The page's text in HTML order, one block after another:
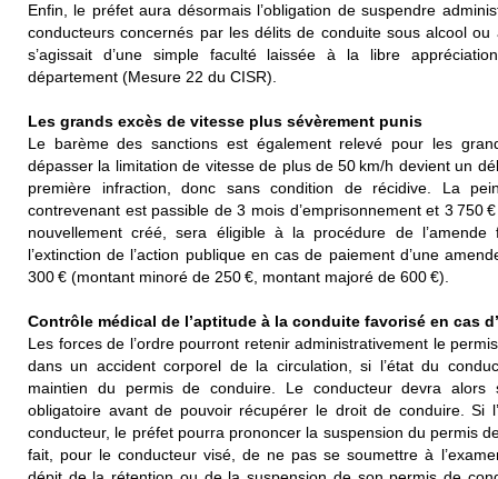
Enfin, le préfet aura désormais l’obligation de suspendre
conducteurs concernés par les délits de conduite sous alcool ou
s’agissait d’une simple faculté laissée à la libre
département (Mesure 22 du CISR).
Les grands excès de vitesse plus sévèrement punis
Le barème des sanctions est également relevé pour les
dépasser la limitation de vitesse de plus de 50 km/h devient un
première infraction, donc sans condition de récidive. La
contrevenant est passible de 3 mois d’emprisonnement et 3 750
nouvellement créé, sera éligible à la procédure de
l’extinction de l’action publique en cas de paiement d’une
300 € (montant minoré de 250 €, montant majoré de 600 €).
Contrôle médical de l’aptitude à la conduite favorisé en cas
Les forces de l’ordre pourront retenir administrativement le
dans un accident corporel de la circulation, si l’état du
maintien du permis de conduire. Le conducteur devra
obligatoire avant de pouvoir récupérer le droit de conduire. Si
conducteur, le préfet pourra prononcer la suspension du permis
fait, pour le conducteur visé, de ne pas se soumettre à